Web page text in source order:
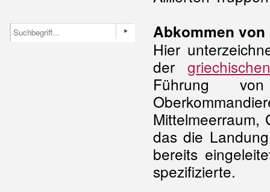
Abkommen von
Hier
der griechischen
Führung
das die
bereits
spezifizierte.